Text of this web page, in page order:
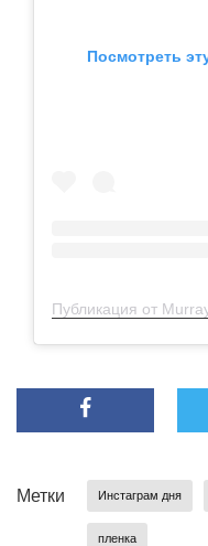
Посмотреть
Метки Инстаграм дня
пленка